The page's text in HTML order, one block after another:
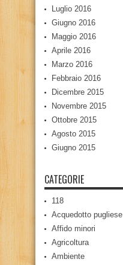
Luglio 2016
Giugno 2016
Maggio 2016
Aprile 2016
Marzo 2016
Febbraio 2016
Dicembre 2015
Novembre 2015
Ottobre 2015
Agosto 2015
Giugno 2015
CATEGORIE
118
Acquedotto pugliese
Affido minori
Agricoltura
Ambiente